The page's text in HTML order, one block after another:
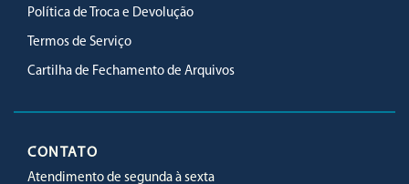
Política de Troca e Devolução
Termos de Serviço
Cartilha de Fechamento de Arquivos
CONTATO
Atendimento de segunda à sexta